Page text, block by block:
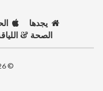
يجدها
الصحة &
© 2026- All Rights Reserved.